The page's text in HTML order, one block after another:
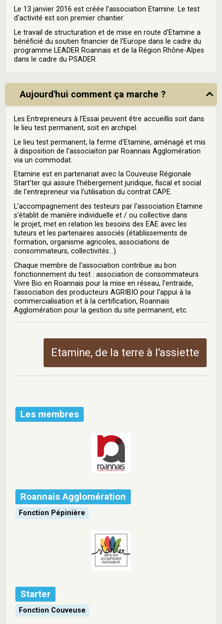
Le 13 janvier 2016 est créée l’association Etamine. Le test
d'activité est son premier chantier.
Le travail de structuration et de mise en route d'Etamine a
bénéficié du soutien financier de l'Europe dans le cadre du
programme LEADER Roannais et de la Région Rhône-Alpes
dans le cadre du PSADER.
Aujourd'hui comment ça marche ?
Les Entrepreneurs à l’Essai peuvent être accueillis soit dans
le lieu test permanent, soit en archipel.
Le lieu test permanent, la ferme d'Etamine, aménagé et mis
à disposition de l'associaiton par Roannais Agglomération
via un commodat.
Etamine est en partenariat avec la Couveuse Régionale
Start'ter qui assure l'hébergement juridique, fiscal et social
de l'entrepreneur via l'utilisation du contrat CAPE.
L’accompagnement des testeurs par l'association Etamine
s'établit de manière individuelle et / ou collective dans
le projet, met en relation les besoins des EAE avec les
tuteurs et les partenaires associés (établissements de
formation, organisme agricoles, associations de
consommateurs, collectivités…).
Chaque membre de l'association contribue au bon
fonctionnement du test : association de consommateurs
Vivre Bio en Roannais pour la mise en réseau, l'entraide,
l'association des producteurs AGRIBIO pour l'appui à la
commercialisation et à la certification, Roannais
Agglomération pour la gestion du site permanent, etc.
Etamine, de la terre à l'assiette
Les membres
Roannais Agglomération
Fonction Pépinière
Starter
Fonction Couveuse